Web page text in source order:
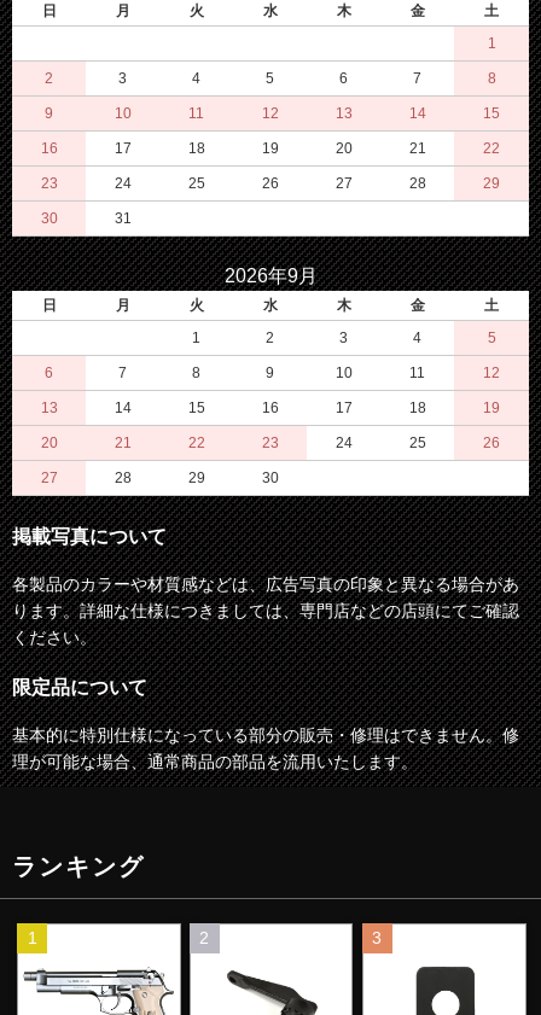
日 月 火 水 木 金
土
1
2 3 4 5 6 7 8
9 10 11 12 13 14 15
16 17 18 19 20 21 22
23 24 25 26 27 28 29
30 31
2026年9月
日 月 火 水 木 金
土
1
2 3 4 5
6 7 8 9 10 11 12
13 14 15 16 17 18 19
20 21 22 23 24 25 26
27 28 29 30
掲載写真について
各製品のカラーや材質感などは、広告写真の印象と異なる場合があ
ります。詳細な仕様につきましては、専門店などの店頭にてご確認
ください。
限定品について
基本的に特別仕様になっている部分の販売・修理はできません。修
理が可能な場合、通常商品の部品を流用いたします。
ランキング
1 2 3